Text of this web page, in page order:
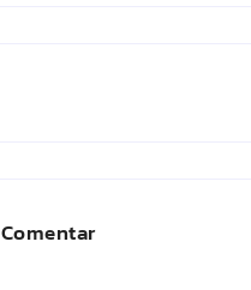
Comentar